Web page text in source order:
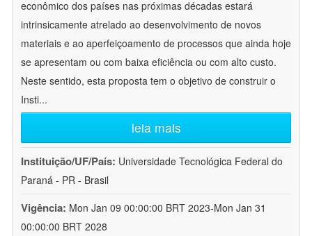
econômico dos países nas próximas décadas estará
intrinsicamente atrelado ao desenvolvimento de novos
materiais e ao aperfeiçoamento de processos que ainda hoje
se apresentam ou com baixa eficiência ou com alto custo.
Neste sentido, esta proposta tem o objetivo de construir o
Insti...
leia mais
Instituição/UF/País: Universidade Tecnológica Federal do
Paraná - PR - Brasil
Vigência: Mon Jan 09 00:00:00 BRT 2023-Mon Jan 31
00:00:00 BRT 2028